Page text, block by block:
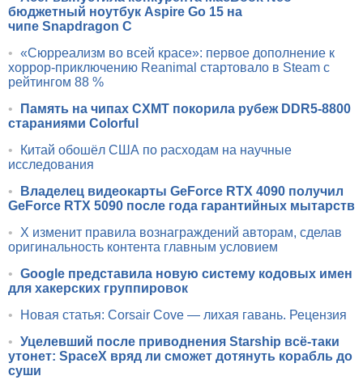
бюджетный ноутбук Aspire Go 15 на
чипе Snapdragon C
• «Сюрреализм во всей красе»: первое дополнение к
хоррор-приключению Reanimal стартовало в Steam с
рейтингом 88 %
•
Память на чипах CXMT покорила рубеж DDR5-8800
стараниями Colorful
•
Китай обошёл США по расходам на научные
исследования
•
Владелец видеокарты GeForce RTX 4090 получил
GeForce RTX 5090 после года гарантийных мытарств
•
X изменит правила вознаграждений авторам, сделав
оригинальность контента главным условием
• Google представила новую систему кодовых имен
для хакерских группировок
•
Новая статья: Corsair Cove — лихая гавань. Рецензия
• Уцелевший после приводнения Starship всё-таки
утонет: SpaceX вряд ли сможет дотянуть корабль до
суши